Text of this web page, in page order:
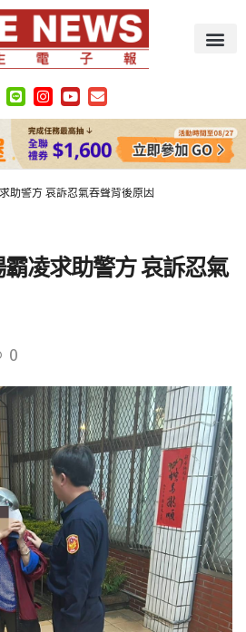
助警方 哀訴忍氣吞聲背後原因
凌求助警方 哀訴忍氣
0